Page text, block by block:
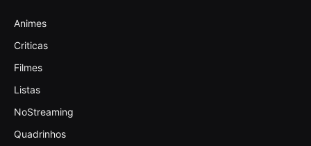
Animes
Criticas
Filmes
Listas
NoStreaming
Quadrinhos